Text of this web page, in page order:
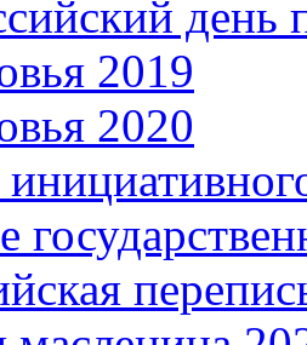
день
2019
2020